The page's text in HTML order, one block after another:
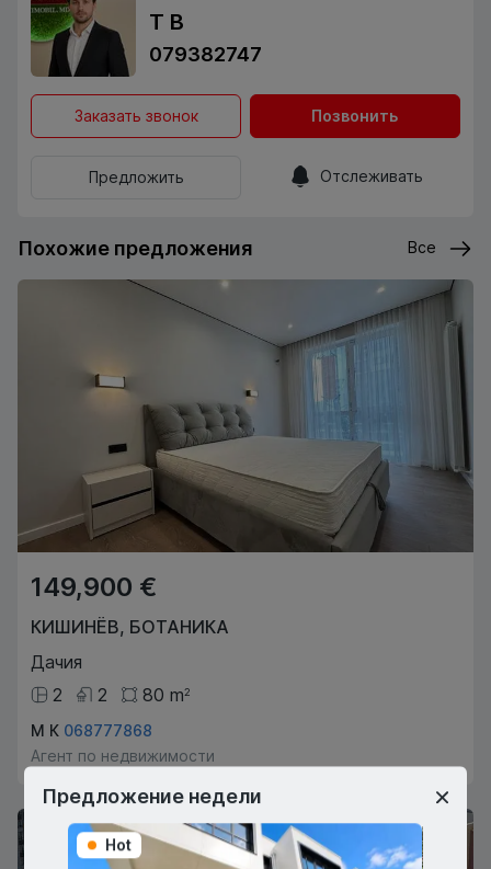
Т В
079382747
Заказать звонок Позвонить
Предложить Отслеживать
Похожие предложения Все
149,900 €
КИШИНЁВ, БОТАНИКА
Дачия
2
2 80 m2
М К 068777868
Агент по недвижимости
Предложение недели
Hot